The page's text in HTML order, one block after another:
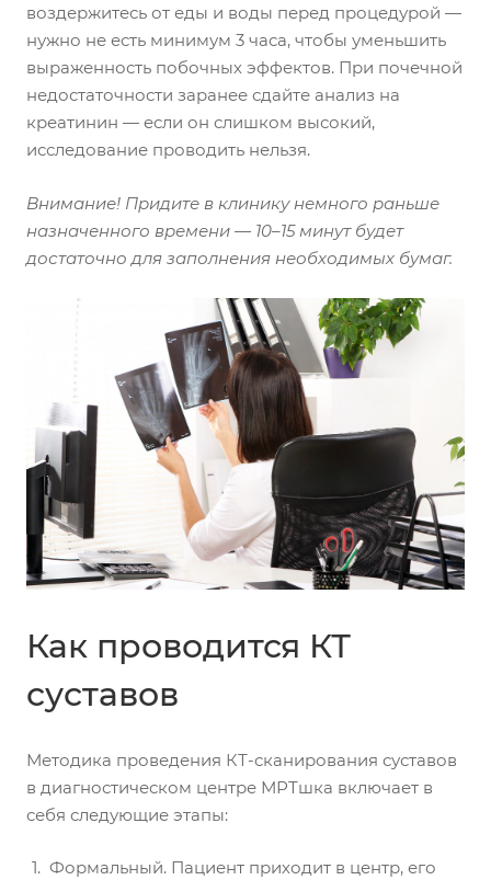
воздержитесь от еды и воды перед процедурой —
нужно не есть минимум 3 часа, чтобы уменьшить
выраженность побочных эффектов. При почечной
недостаточности заранее сдайте анализ на
креатинин — если он слишком высокий,
исследование проводить нельзя.
Внимание! Придите в клиникунемного раньше
назначенного времени — 10–15 минут будет
достаточно для заполнения необходимых бумаг.
Как проводится КТ
суставов
Методика проведения КТ-сканирования суставов
в диагностическом центре МРТшка включает в
себя следующие этапы:
Формальный. Пациент приходит в центр, его